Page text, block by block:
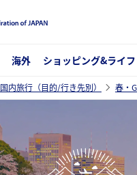
海外 ショッピング&ライフ
国内旅行（目的/行き先別） 春・